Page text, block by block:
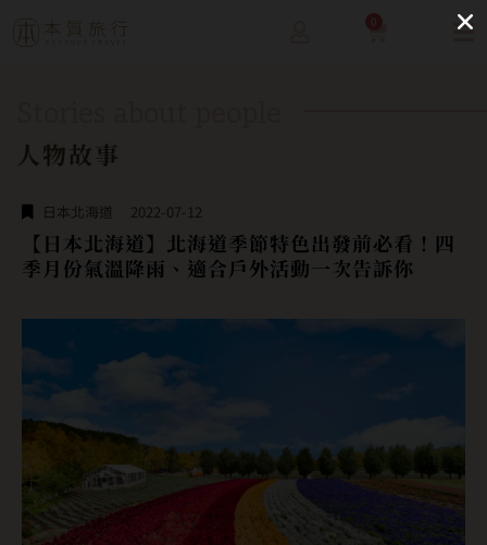
人物故事
日本北海道 2022-07-12
【日本北海道】北海道季節特色出發前必看！四
季月份氣溫降雨、適合戶外活動一次告訴你